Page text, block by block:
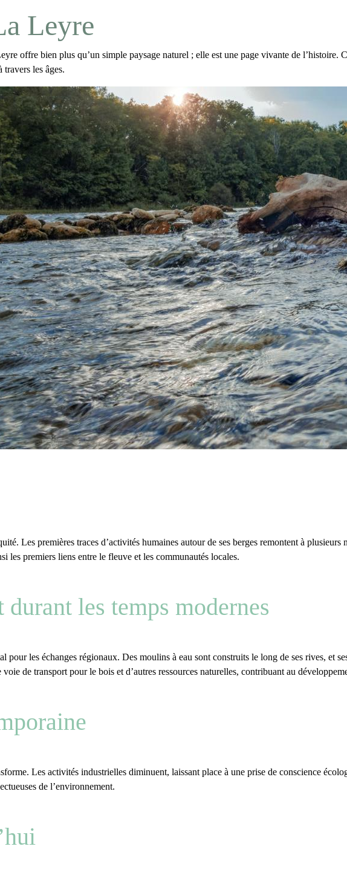
Leyre
offre bien plus qu’un simple paysage naturel ; elle est une page vivante de l’histoire.
les âges.
. Les premières traces d’activités humaines autour de ses berges remontent à
les premiers liens entre le fleuve et les communautés locales.
les temps modernes
pour les échanges régionaux. Des moulins à eau sont construits le long de ses rives, et
voie de transport pour le bois et d’autres ressources naturelles, contribuant au
Les activités industrielles diminuent, laissant place à une prise de conscience
de l’environnement.